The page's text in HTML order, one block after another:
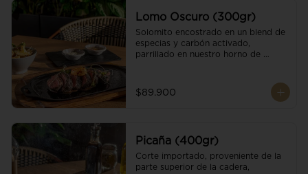
Lomo Oscuro (300gr)
Solomito encostrado en un blend de
especias y carbón activado,
parrillado en nuestro horno de
mantequilla de ajo y pimientos.
Acompañado de salsa criolla y una
$89.900
Picaña (400gr)
Corte importado, proveniente de la
parte superior de la cadera,